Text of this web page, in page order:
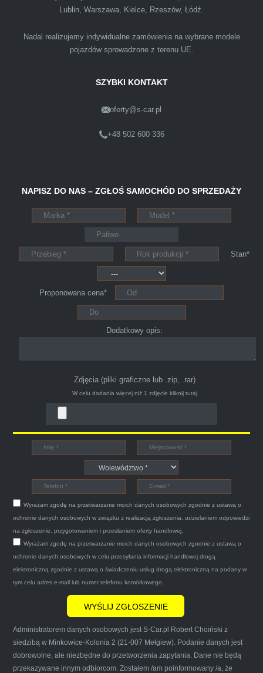
samochodu może być załatwiona tak
warunkach finansowych.
Lublin
Pewnego dnia Rozmawialem z kolega na
Powiedział że sprzedał ostatnio swojego
Peugeota dwie godziny po telefonie do skupu
aut s-car.pl. Zadzwoniłem pod nr tel 703 403
025 po ok trzech godzinach przyjechało dwóch
młodych kulturalnych panów przy kawie w
ciągu 15min odkupili ode mnie samochód.
Polecam pewna i profesjonalna firma maja
konto na Facebooku .
Witam,ja jestem bardzo zadowolona z usługi S-
Car.pl sprzedałam swoją wysłużoną corsinę
tego samego dnia miły grzeczny pan przyjechał
po trzech godzinach autolawetą sprawnie
zapakował auto wypisał dokumenty i wypłacił
gotówkę.Zdecydowanie mogę polecić tą firmę
mnie do skorzystania z ich usług przekonało to
że są na FACEBOOKU i każdy tam może
wyrazić opinię na ich temat.
Lublin, Warszawa, Kielce, Rzeszów, Łódź.
Nadal realizujemy indywidualne zamówienia na wybrane modele
pojazdów sprowadzone z terenu UE.
SZYBKI KONTAKT
oferty@s-car.pl
+48 502 600 336
NAPISZ DO NAS – ZGŁOŚ SAMOCHÓD DO SPRZEDAŻY
Stan*
Proponowana cena*
Dodatkowy opis:
Zdjęcia (pliki graficzne lub .zip, .rar)
W celu dodania więcej niż 1 zdjęcie kliknij tutaj
Wyrażam zgodę na przetwarzanie moich danych osobowych zgodnie z ustawą o
ochronie danych osobowych w związku z realizacją zgłoszenia, udzielaniem odpowiedzi
na zgłoszenie, przygotowaniem i przesłaniem oferty handlowej.
Wyrażam zgodę na przetwarzanie moich danych osobowych zgodnie z ustawą o
ochronie danych osobowych w celu przesyłania informacji handlowej drogą
elektroniczną zgodnie z ustawą o świadczeniu usług drogą elektroniczną na podany w
tym celu adres e-mail lub numer telefonu komórkowego.
Administratorem danych osobowych jest S-Car.pl Robert Choiński z
siedzibą w Minkowice-Kolonia 2 (21-007 Mełgiew). Podanie danych jest
dobrowolne, ale niezbędne do przetworzenia zapytania. Dane nie będą
przekazywane innym odbiorcom. Zostałem /am poinformowany /a, że